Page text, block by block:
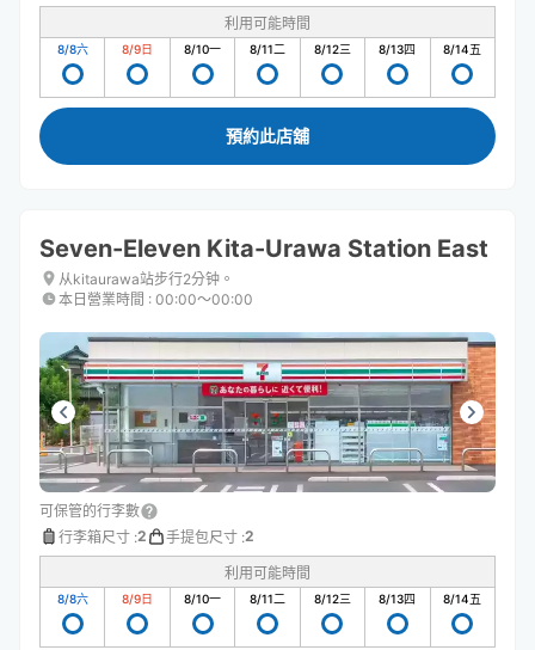
利用可能時間
8/8六 8/9日 8/10一 8/11二 8/12三 8/13四 8/14五
預約此店舖
Seven-Eleven Kita-Urawa Station East
从kitaurawa站步行2分钟。
本日營業時間 : 00:00〜00:00
可保管的行李數
行李箱尺寸 :2 手提包尺寸 :2
利用可能時間
8/8六 8/9日 8/10一 8/11二 8/12三 8/13四 8/14五